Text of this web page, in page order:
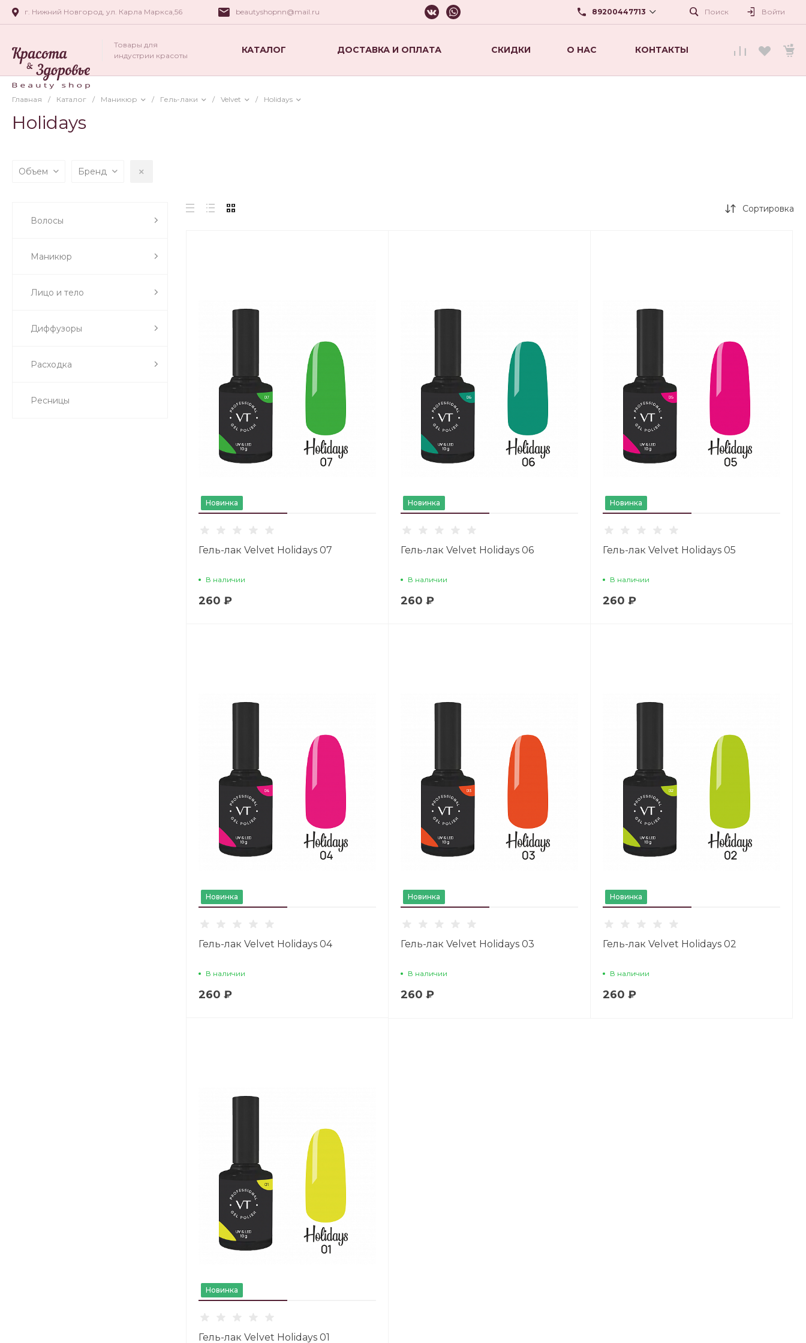
г. Нижний Новгород, ул. Карла Маркса,56 beautyshopnn@mail.ru 89200447713
Карла Маркса,56
Поиск Войти
Товары для
индустрии красоты
КАТАЛОГ ДОСТАВКА И ОПЛАТА СКИДКИ О НАС КОНТАКТЫ
Главная / Каталог / Маникюр / Гель-лаки / Velvet / Holidays
Holidays
Объем Бренд
Волосы
Маникюр
Лицо и тело
Диффузоры
Расходка
Ресницы
Сортировка
Новинка
Гель-лак Velvet Holidays 07
В наличии
260 ₽
Новинка
Гель-лак Velvet Holidays 06
В наличии
260 ₽
Новинка
Гель-лак Velvet Holidays 05
В наличии
260 ₽
Новинка
Гель-лак Velvet Holidays 04
В наличии
260 ₽
Новинка
Гель-лак Velvet Holidays 03
В наличии
260 ₽
Новинка
Гель-лак Velvet Holidays 02
В наличии
260 ₽
Новинка
Гель-лак Velvet Holidays 01